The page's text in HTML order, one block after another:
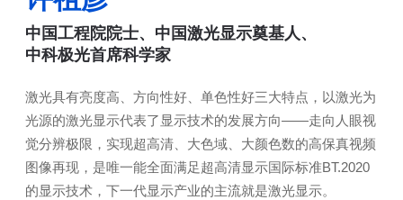
中国工程院院士、中国激光显示奠基人、
中科极光首席科学家
激光具有亮度高、方向性好、单色性好三大特点，以激光为
光源的激光显示代表了显示技术的发展方向——走向人眼视
觉分辨极限，实现超高清、大色域、大颜色数的高保真视频
图像再现，是唯一能全面满足超高清显示国际标准BT.2020
的显示技术，下一代显示产业的主流就是激光显示。